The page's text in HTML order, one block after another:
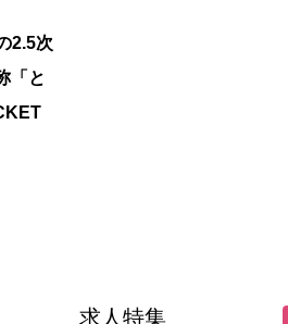
2.5次
「と
求人特集